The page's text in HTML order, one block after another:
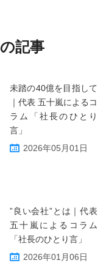
記事
未踏の40億を目指して
｜代表 五十嵐によるコ
ラム「社長のひとり
言」
2026年05月01日
”良い会社”とは｜代表
五十嵐によるコラム
「社長のひとり言」
2026年01月06日